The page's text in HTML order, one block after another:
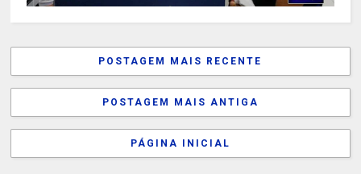
POSTAGEM MAIS RECENTE
POSTAGEM MAIS ANTIGA
PÁGINA INICIAL